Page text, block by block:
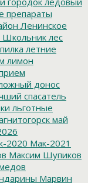
препараты
Ленинское
Школьник лес
летние
лимон
донос
спасатель
льготные
май
2020 Мак-2021
Максим Шупиков
Марвин